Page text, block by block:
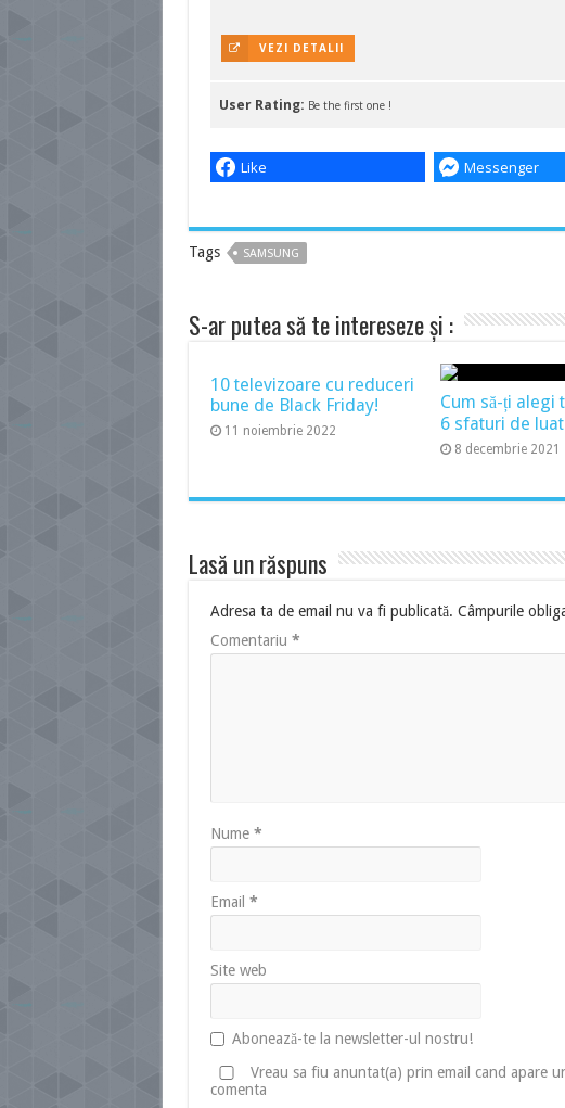
VEZI DETALII
User Rating: Be the first one !
Like Messenger
Tags SAMSUNG
S-ar putea să te intereseze și :
10 televizoare cu reduceri
bune de Black Friday!
11 noiembrie 2022
Cum să-ți alegi
6 sfaturi de
8 decembrie 2021
Lasă un răspuns
Adresa ta de email nu va fi publicată. Câmpurile
Comentariu *
Nume *
Email *
Site web
Abonează-te la newsletter-ul nostru!
Vreau sa fiu anuntat(a) prin email cand apare
comenta